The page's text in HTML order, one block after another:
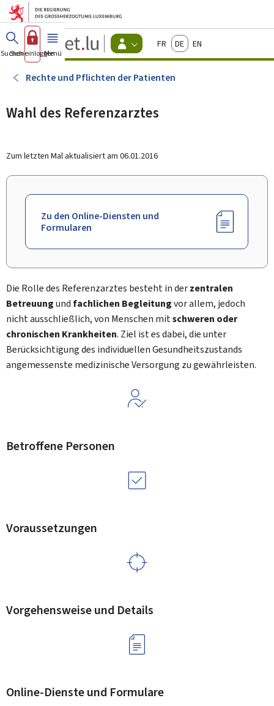
Zum Hauptmenü
Zum Inhalt
Guichet.lu
Changer
d'espace
Menu
actif
FrançaisDeutschEnglish
Suchen
Sich einloggen
Menü Haupt-
Rechte und Pflichten der Patienten
Wahl des Referenzarztes
Zum letzten Mal aktualisiert am 06.01.2016
Zu den Online-Diensten und
Formularen
Die Rolle des Referenzarztes besteht in derzentralen
Betreuungund fachlichen Begleitungvor allem, jedoch
nicht ausschließlich, von Menschen mitschweren oder
chronischen Krankheiten. Ziel ist es dabei, die unter
Berücksichtigung des individuellen Gesundheitszustands
angemessenste medizinische Versorgung zu gewährleisten.
Betroffene Personen
Voraussetzungen
Vorgehensweise und Details
Online-Dienste und Formulare